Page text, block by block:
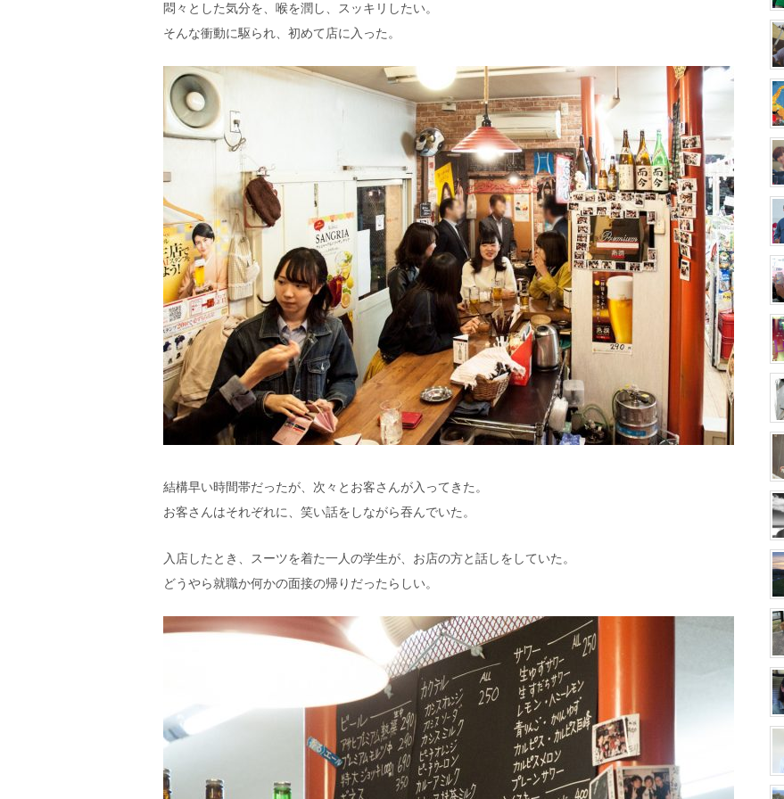
悶々とした気分を、喉を潤し、スッキリしたい。
そんな衝動に駆られ、初めて店に入った。
結構早い時間帯だったが、次々とお客さんが入ってきた。
お客さんはそれぞれに、笑い話をしながら吞んでいた。
入店したとき、スーツを着た一人の学生が、お店の方と話しをしていた。
どうやら就職か何かの面接の帰りだったらしい。